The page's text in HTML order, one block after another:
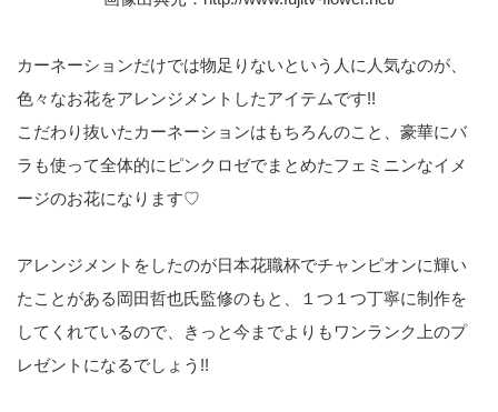
カーネーションだけでは物足りないという人に人気なのが、
色々なお花をアレンジメントしたアイテムです!!
こだわり抜いたカーネーションはもちろんのこと、豪華にバ
ラも使って全体的にピンクロゼでまとめたフェミニンなイメ
ージのお花になります♡
アレンジメントをしたのが日本花職杯でチャンピオンに輝い
たことがある岡田哲也氏監修のもと、１つ１つ丁寧に制作を
してくれているので、きっと今までよりもワンランク上のプ
レゼントになるでしょう!!